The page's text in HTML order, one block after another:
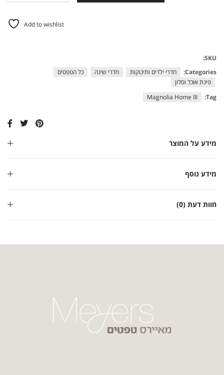
Add to wishlist
מידע על המוצר
מידע נוסף
חוות דעת (0)
SKU:
Categories:
חדרי ילדים ותינוקות חדרי שינה
כל הטפטים
פינת אוכל וסלון
Tag:
Magnolia Home III